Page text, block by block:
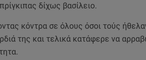
δίχως βασίλειο.
κόντρα σε όλους όσοι τούς
της και τελικά κατάφερε να